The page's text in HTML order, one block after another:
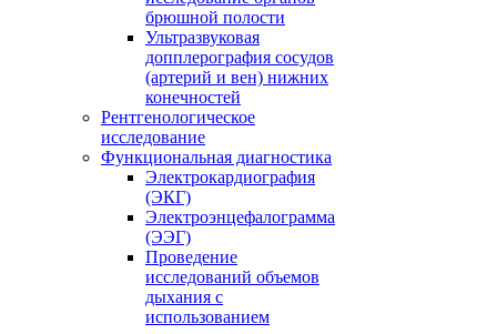
брюшной полости
Ультразвуковая
допплерография сосудов
(артерий и вен) нижних
конечностей
Рентгенологическое
исследование
Функциональная диагностика
Электрокардиография
(ЭКГ)
Электроэнцефалограмма
(ЭЭГ)
Проведение
исследований объемов
дыхания с
использованием